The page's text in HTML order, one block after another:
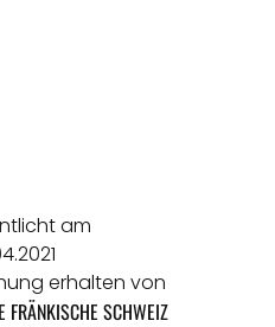
am
erhalten von
FRÄNKISCHE SCHWEIZ